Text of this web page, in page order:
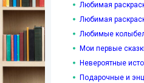
Любимая
Любимая
Любимые
Мои первые
Невероятные
Подарочные и